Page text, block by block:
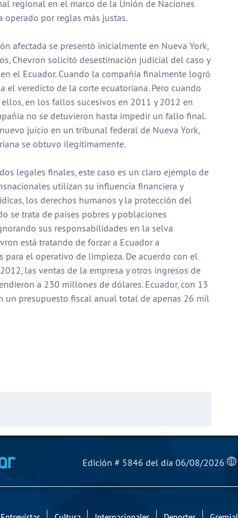
regional en el marco de la Unión de Naciones
operado por reglas más justas.
afectada se presentó inicialmente en Nueva York,
Chevron solicitó desestimación judicial del caso y
el Ecuador. Cuando la compañía finalmente logró
el veredicto de la corte ecuatoriana. Pero cuando
en los fallos sucesivos en 2011 y 2012 en
no se detuvieron hasta impedir un fallo final.
juicio en un tribunal federal de Nueva York,
se obtuvo ilegítimamente.
legales finales, este caso es un claro ejemplo de
utilizan su influencia financiera y
los derechos humanos y la protección del
se trata de países pobres y poblaciones
sus responsabilidades en la selva
está tratando de forzar a Ecuador a
el operativo de limpieza. De acuerdo con el
las ventas de la empresa y otros ingresos de
a 230 millones de dólares. Ecuador, con 13
un presupuesto fiscal anual total de apenas 26 mil
El Mensajero Diario
Edición # 5846 del día 06/08/2026